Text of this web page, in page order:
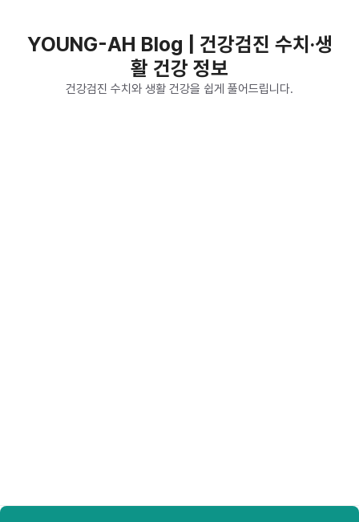
YOUNG-AH Blog | 건강검진 수치·생
활 건강 정보
건강검진 수치와 생활 건강을 쉽게 풀어드립니다.